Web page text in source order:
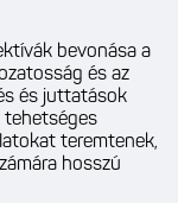
bevonása a
és az
és juttatások
tehetséges
teremtenek,
hosszú